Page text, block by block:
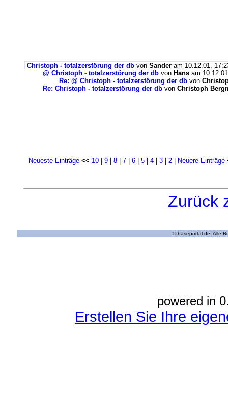
Christoph - totalzerstörung der db von Sander am 10.12.01,
@ Christoph - totalzerstörung der db von Hans am
Re: @ Christoph - totalzerstörung der db von
Re: Christoph - totalzerstörung der db von Christoph
Neueste Einträge << 10 9 8 7 6 5 4 3 2 Neuere Einträge
Zurück
© baseportal.de. Alle
powered in
Erstellen Sie Ihre